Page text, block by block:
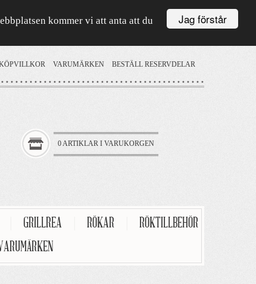
Jag förstår
kommer vi att anta att du
VARUMÄRKEN BESTÄLL RESERVDELAR
0 ARTIKLAR I VARUKORGEN
GRILLREA RÖKAR
RÖKTILLBEHÖR